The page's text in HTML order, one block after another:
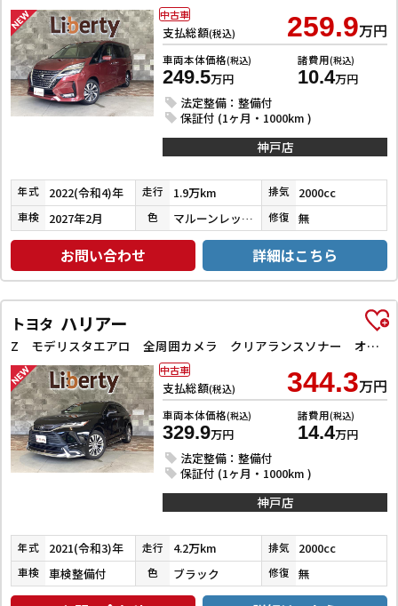
支払総額(税込) 259.9万円
車両本体価格(税込)
249.5万円
諸費用(税込)
10.4万円
法定整備：整備付
保証付 (1ヶ月・1000km )
中古車
神戸店
年式 2022(令和4)年 走行 1.9万km 排気 2000cc
車検 2027年2月 色 マルーンレッドマルチフレックスパールメタリック 修復 無
お問い合わせ 詳細はこちら
トヨタ ハリアー
Z モデリスタエアロ 全周囲カメラ クリアランスソナー オートクルーズコントロール レーンアシスト パワーシート 衝突被害軽減システム ナビ TV オートマチックハイビーム オートライト LEDヘッドラン
支払総額(税込) 344.3万円
車両本体価格(税込)
329.9万円
諸費用(税込)
14.4万円
法定整備：整備付
保証付 (1ヶ月・1000km )
中古車
神戸店
年式 2021(令和3)年 走行 4.2万km 排気 2000cc
車検 車検整備付 色 ブラック 修復 無